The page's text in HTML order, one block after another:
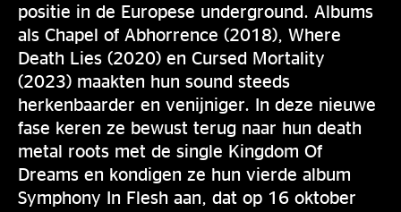
positie in de Europese underground. Albums
als Chapel of Abhorrence (2018), Where
Death Lies (2020) en Cursed Mortality
(2023) maakten hun sound steeds
herkenbaarder en venijniger. In deze nieuwe
fase keren ze bewust terug naar hun death
metal roots met de single Kingdom Of
Dreams en kondigen ze hun vierde album
Symphony In Flesh aan, dat op 16 oktober